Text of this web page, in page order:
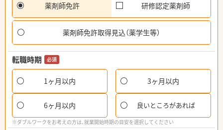
薬剤師免許 研修認定薬剤師
薬剤師免許取得見込（薬学生等）
転職時期 必須
1ヶ月以内 3ヶ月以内
6ヶ月以内 良いところがあれば
※ダブルワークをお考えの方は、就業開始時期の目安を選択してください